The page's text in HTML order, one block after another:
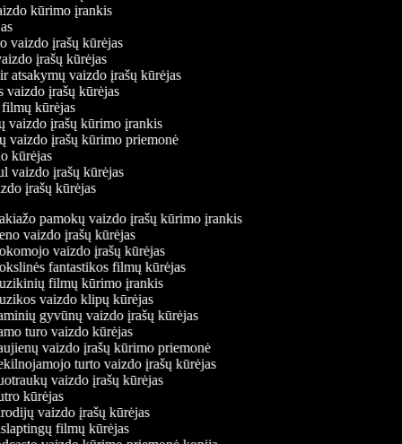
kūrimo įrankis
vaizdo įrašų kūrėjas
įrašų kūrėjas
atsakymų vaizdo įrašų kūrėjas
vaizdo įrašų kūrėjas
filmų kūrėjas
vaizdo įrašų kūrimo įrankis
vaizdo įrašų kūrimo priemonė
kūrėjas
vaizdo įrašų kūrėjas
įrašų kūrėjas
pamokų vaizdo įrašų kūrimo įrankis
vaizdo įrašų kūrėjas
vaizdo įrašų kūrėjas
fantastikos filmų kūrėjas
filmų kūrimo įrankis
vaizdo klipų kūrėjas
gyvūnų vaizdo įrašų kūrėjas
turo vaizdo kūrėjas
vaizdo įrašų kūrimo priemonė
turto vaizdo įrašų kūrėjas
vaizdo įrašų kūrėjas
kūrėjas
vaizdo įrašų kūrėjas
filmų kūrėjas